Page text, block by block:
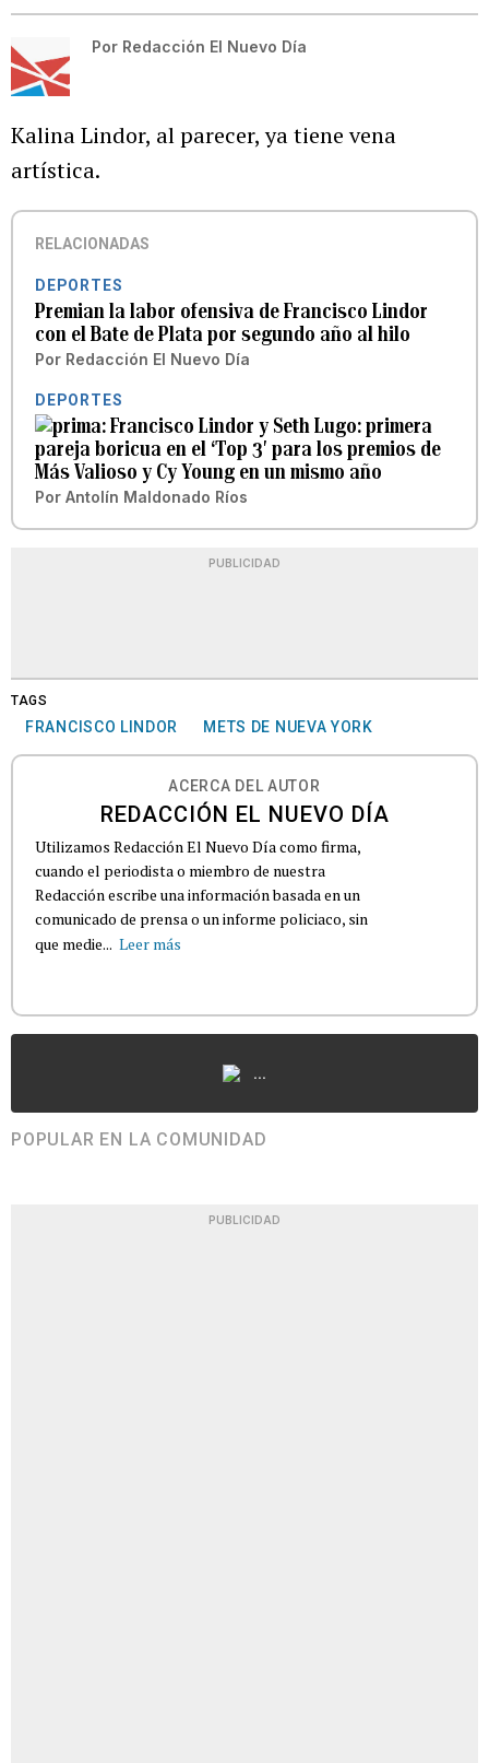
Por Redacción El Nuevo Día
Kalina Lindor, al parecer, ya tiene vena
artística.
RELACIONADAS
DEPORTES
Premian la labor ofensiva de Francisco Lindor
con el Bate de Plata por segundo año al hilo
Por Redacción El Nuevo Día
DEPORTES
Francisco Lindor y Seth Lugo: primera
pareja boricua en el ‘Top 3′ para los premios de
Más Valioso y Cy Young en un mismo año
Por Antolín Maldonado Ríos
PUBLICIDAD
TAGS
FRANCISCO LINDOR METS DE NUEVA YORK
ACERCA DEL AUTOR
REDACCIÓN EL NUEVO DÍA
Utilizamos Redacción El Nuevo Día como firma,
cuando el periodista o miembro de nuestra
Redacción escribe una información basada en un
comunicado de prensa o un informe policiaco, sin
que medie... Leer más
...
POPULAR EN LA COMUNIDAD
PUBLICIDAD